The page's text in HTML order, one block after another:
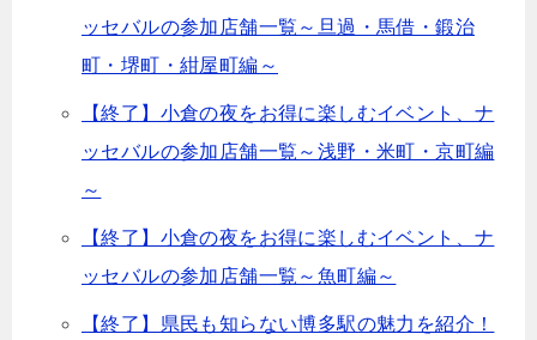
ッセバルの参加店舗一覧～旦過・馬借・鍛治
町・堺町・紺屋町編～
【終了】小倉の夜をお得に楽しむイベント、ナ
ッセバルの参加店舗一覧～浅野・米町・京町編
～
【終了】小倉の夜をお得に楽しむイベント、ナ
ッセバルの参加店舗一覧～魚町編～
【終了】県民も知らない博多駅の魅力を紹介！